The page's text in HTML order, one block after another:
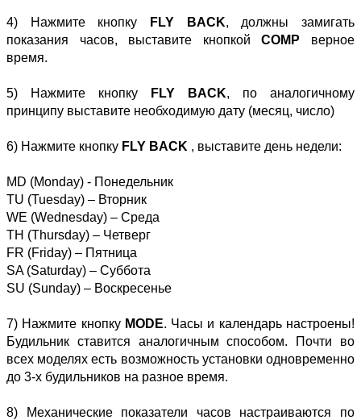
4) Нажмите кнопку FLY BACK, должны замигать
показания часов, выставите кнопкойCOMP верное
время.
5) Нажмите кнопку FLY BACK, по аналогичному
принципу выставите необходимую дату (месяц, число)
6) Нажмите кнопку FLY BACK , выставите день недели:
MD (Monday) - Понедельник
TU (Tuesday) – Вторник
WE (Wednesday) – Среда
TH (Thursday) – Четверг
FR (Friday) – Пятница
SA (Saturday) – Суббота
SU (Sunday) – Воскресенье
7) Нажмите кнопку MODE. Часы и календарь настроены!
Будильник ставится аналогичным способом. Почти во
всех моделях есть возможность установки одновременно
до 3-х будильников на разное время.
8) Механические показатели часов настраиваются по